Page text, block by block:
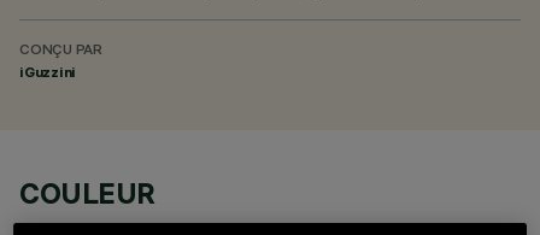
CONÇU PAR
iGuzzini
COULEUR